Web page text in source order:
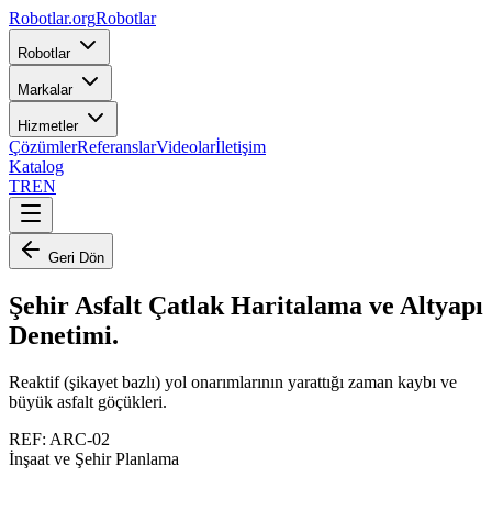
Robotlar.orgRobotlar
Robotlar
Markalar
Hizmetler
ÇözümlerReferanslarVideolarİletişim
Katalog
TREN
Geri Dön
Şehir Asfalt Çatlak Haritalama ve Altyapı
Denetimi.
Reaktif (şikayet bazlı) yol onarımlarının yarattığı zaman kaybı ve
büyük asfalt göçükleri.
REF: ARC-02
İnşaat ve Şehir Planlama